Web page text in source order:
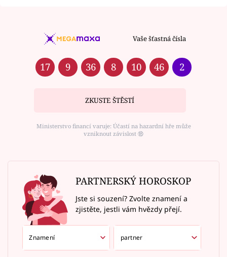
Vaše šťastná čísla
17 9 36 8 10 46 2
ZKUSTE ŠTĚSTÍ
Ministerstvo financí varuje: Účastí na hazardní hře může
vzniknout závislost ⑱
PARTNERSKÝ HOROSKOP
Jste si souzení? Zvolte znamení a
zjistěte, jestli vám hvězdy přejí.